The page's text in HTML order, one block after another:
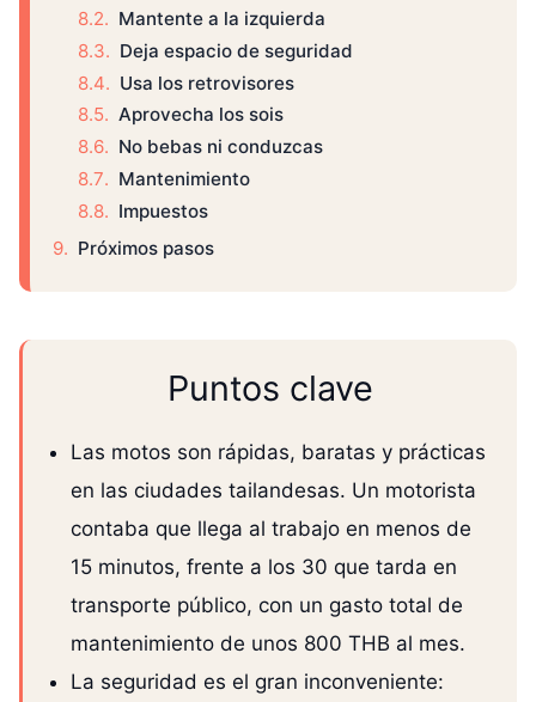
Mantente a la izquierda
Deja espacio de seguridad
Usa los retrovisores
Aprovecha los sois
No bebas ni conduzcas
Mantenimiento
Impuestos
Próximos pasos
Puntos clave
Las motos son rápidas, baratas y prácticas
en las ciudades tailandesas. Un motorista
contaba que llega al trabajo en menos de
15 minutos, frente a los 30 que tarda en
transporte público, con un gasto total de
mantenimiento de unos 800 THB al mes.
La seguridad es el gran inconveniente: